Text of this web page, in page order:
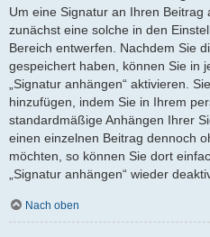
Um eine Signatur an Ihren Beitrag
zunächst eine solche in den
Bereich entwerfen. Nachdem Sie
gespeichert haben, können Sie in
„Signatur anhängen“ aktivieren.
hinzufügen, indem Sie in Ihrem
standardmäßige Anhängen Ihrer
einen einzelnen Beitrag dennoch
möchten, so können Sie dort
„Signatur anhängen“ wieder
Nach oben